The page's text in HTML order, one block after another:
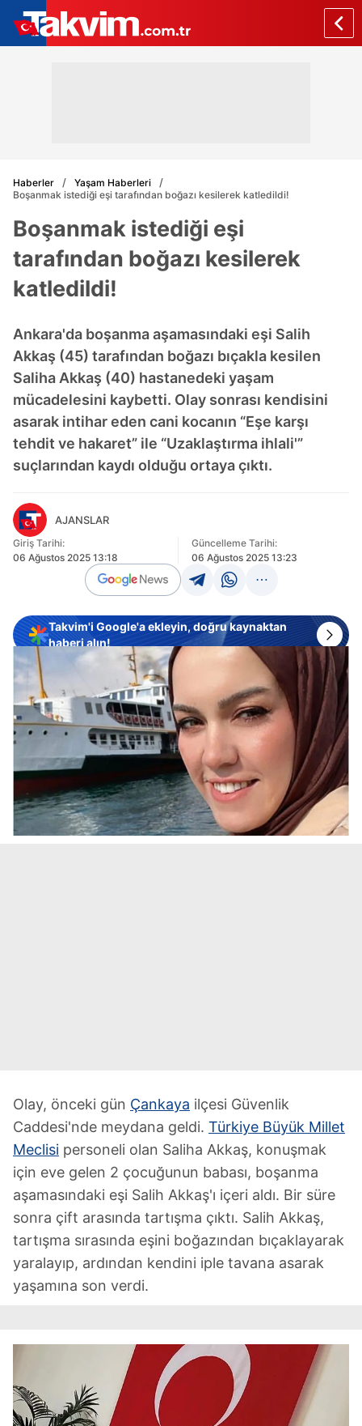
Haberler
Yaşam Haberleri
Boşanmak istediği eşi tarafından boğazı kesilerek katledildi!
Boşanmak istediği eşi
tarafından boğazı kesilerek
katledildi!
Ankara'da boşanma aşamasındaki eşi Salih
Akkaş (45) tarafından boğazı bıçakla kesilen
Saliha Akkaş (40) hastanedeki yaşam
mücadelesini kaybetti. Olay sonrası kendisini
asarak intihar eden cani kocanın “Eşe karşı
tehdit ve hakaret” ile “Uzaklaştırma ihlali'”
suçlarından kaydı olduğu ortaya çıktı.
AJANSLAR
Giriş Tarihi:
06 Ağustos 2025 13:18
Güncelleme Tarihi:
06 Ağustos 2025 13:23
Takvim'i Google'a ekleyin, doğru kaynaktan
haberi alın!
Olay, önceki gün Çankaya ilçesi Güvenlik
Caddesi'nde meydana geldi. Türkiye Büyük Millet
Meclisi personeli olan Saliha Akkaş, konuşmak
için eve gelen 2 çocuğunun babası, boşanma
aşamasındaki eşi Salih Akkaş'ı içeri aldı. Bir süre
sonra çift arasında tartışma çıktı. Salih Akkaş,
tartışma sırasında eşini boğazından bıçaklayarak
yaralayıp, ardından kendini iple tavana asarak
yaşamına son verdi.